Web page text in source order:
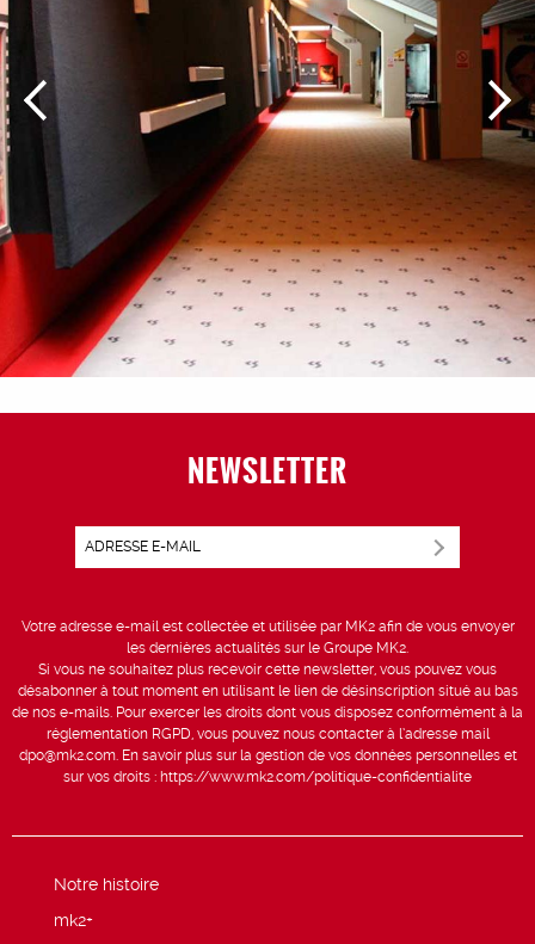
NEWSLETTER
Votre adresse e-mail est collectée et utilisée par MK2 afin de vous envoyer
les dernières actualités sur le Groupe MK2.
Si vous ne souhaitez plus recevoir cette newsletter, vous pouvez vous
désabonner à tout moment en utilisant le lien de désinscription situé au bas
de nos e-mails. Pour exercer les droits dont vous disposez conformément à la
réglementation RGPD, vous pouvez nous contacter à l’adresse mail
dpo@mk2.com. En savoir plus sur la gestion de vos données personnelles et
sur vos droits : https://www.mk2.com/politique-confidentialite
Notre histoire
mk2+